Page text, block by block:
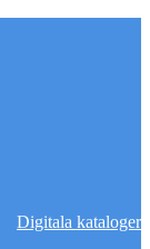
Digitala kataloger